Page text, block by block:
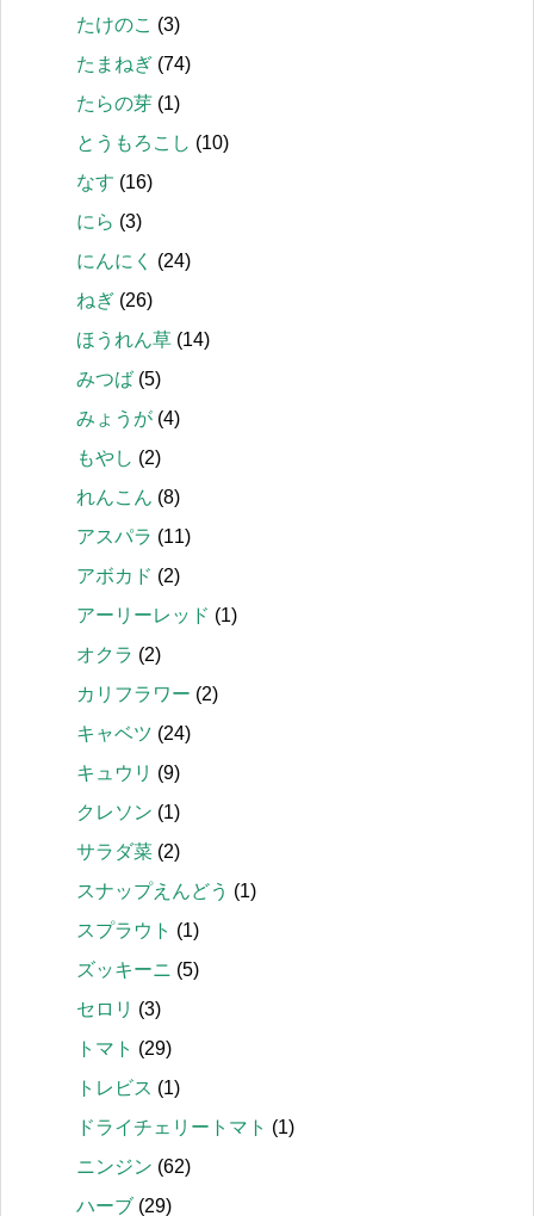
たけのこ (3)
たまねぎ (74)
たらの芽 (1)
とうもろこし (10)
なす (16)
にら (3)
にんにく
(24)
ねぎ (26)
ほうれん草 (14)
みつば (5)
みょうが (4)
もやし (2)
れんこん (8)
アスパラ (11)
アボカド (2)
アーリーレッド (1)
オクラ (2)
カリフラワー (2)
キャベツ (24)
キュウリ (9)
クレソン (1)
サラダ菜 (2)
スナップえんどう (1)
スプラウト (1)
ズッキーニ (5)
セロリ (3)
トマト (29)
トレビス (1)
ドライチェリートマト (1)
ニンジン (62)
ハーブ (29)